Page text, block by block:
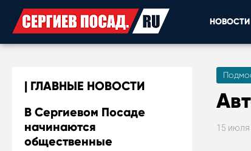
НОВОСТИ
ГЛАВНЫЕ НОВОСТИ
В Сергиевом Посаде
начинаются
общественные
15 июля